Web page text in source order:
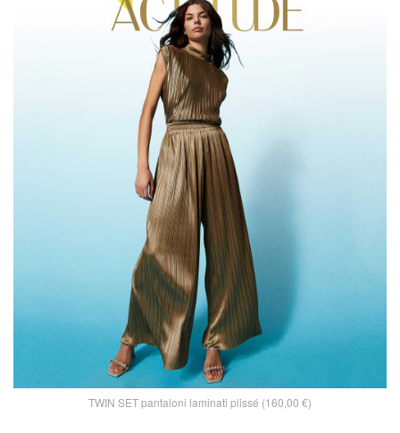
TWIN SET pantaloni laminati plissé (160,00 €)